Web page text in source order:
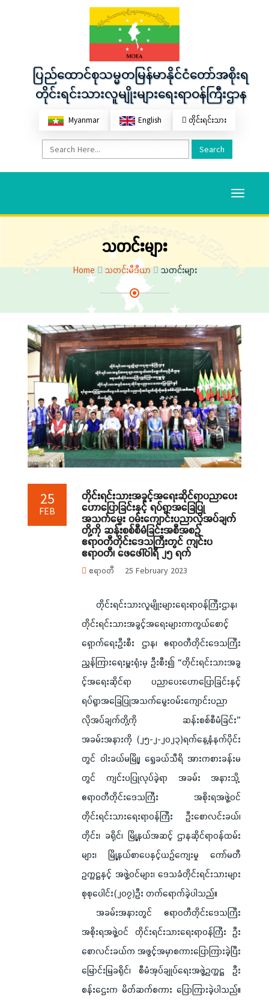
ပြည်ထောင်စုသမ္မတမြန်မာနိုင်ငံတော်အစိုးရ
တိုင်းရင်းသားလူမျိုးများရေးရာဝန်ကြီးဌာန
Myanmar English တိုင်းရင်းသား
Search
Toggle
သတင်းများ
Home သတင်းမီဒီယာ သတင်းများ
25
FEB
တိုင်းရင်းသားအခွင့်အရေးဆိုင်ရာပညာပေး
ဟောပြောခြင်းနှင့် ရပ်ရွာအခြေပြု
အသက်မွေး ဝမ်းကျောင်းပညာလိုအပ်ချက်
တို့ကို ဆန်းစစ်စီမံခြင်းအစီအစဉ်
ဧရာဝတီတိုင်းဒေသကြီးတွင် ကျင်းပ
ဧရာဝတီ၊ ဖေဖေါ်ဝါရီ ၂၅ ရက်
ဧရာဝတီ 25 February 2023
တိုင်းရင်းသားလူမျိုးများရေးရာဝန်ကြီးဌာန၊
တိုင်းရင်းသားအခွင့်အရေးများကာကွယ်စောင့်
ရှောက်ရေးဦးစီး ဌာန၊ ဧရာဝတီတိုင်းဒေသကြီး
ညွှန်ကြားရေးမှူးရုံးမှ ဦးစီး၍ “တိုင်းရင်းသားအခွ
င့်အရေးဆိုင်ရာ ပညာပေးဟောပြောခြင်းနှင့်
ရပ်ရွာအခြေပြုအသက်မွေးဝမ်းကျောင်းပညာ
လိုအပ်ချက်တို့ကို ဆန်းစစ်စီမံခြင်း”
အခမ်းအနားကို (၂၅-၂-၂၀၂၃)ရက်နေ့နံနက်ပိုင်း
တွင် ဝါးခယ်မမြို့၊ ရွှေခယ်သီရိ အားကစားခန်းမ
တွင် ကျင်းပပြုလုပ်ခဲ့ရာ အခမ်း အနားသို့
ဧရာဝတီတိုင်းဒေသကြီး အစိုးရအဖွဲ့ဝင်
တိုင်းရင်းသားရေးရာဝန်ကြီး ဦးစောလင်းခယ်၊
တိုင်း၊ ခရိုင်၊ မြို့နယ်အဆင့် ဌာနဆိုင်ရာဝန်ထမ်း
များ၊ မြို့နယ်စာပေနှင့်ယဉ်ကျေးမှု ကော်မတီ
ဥက္ကဋ္ဌနှင့် အဖွဲ့ဝင်များ၊ ဒေသခံတိုင်းရင်းသားများ
စုစုပေါင်း(၂၀၇)ဦး တက်ရောက်ခဲ့ပါသည်။
အခမ်းအနားတွင် ဧရာဝတီတိုင်းဒေသကြီး
အစိုးရအဖွဲ့ဝင် တိုင်းရင်းသားရေးရာဝန်ကြီး ဦး
စောလင်းခယ်က အဖွင့်အမှာစကားပြောကြားခဲ့ပြီး
မြောင်းမြခရိုင်၊ စီမံအုပ်ချုပ်ရေးအဖွဲ့ဥက္ကဋ္ဌ ဦး
စန်းဌေးက မိတ်ဆက်စကား ပြောကြားခဲ့ပါသည်။